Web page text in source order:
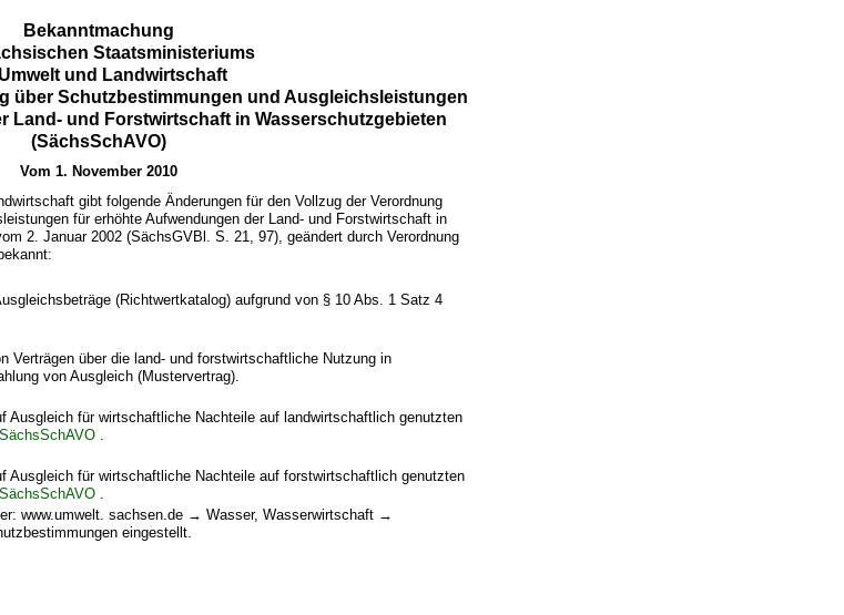
Bekanntmachung
Staatsministeriums
und Landwirtschaft
über Schutzbestimmungen und Ausgleichsleistungen
Land- und Forstwirtschaft in Wasserschutzgebieten
(SächsSchAVO)
Vom 1. November 2010
gibt folgende Änderungen für den Vollzug der Verordnung
für erhöhte Aufwendungen der Land- und Forstwirtschaft in
2. Januar 2002 (SächsGVBl. S. 21, 97), geändert durch Verordnung
(Richtwertkatalog) aufgrund von § 10 Abs. 1 Satz 4
Verträgen über die land- und forstwirtschaftliche Nutzung in
von Ausgleich (Mustervertrag).
Ausgleich für wirtschaftliche Nachteile auf landwirtschaftlich genutzten
SächsSchAVO
Ausgleich für wirtschaftliche Nachteile auf forstwirtschaftlich genutzten
SächsSchAVO
www.umwelt. sachsen.de → Wasser, Wasserwirtschaft →
eingestellt.